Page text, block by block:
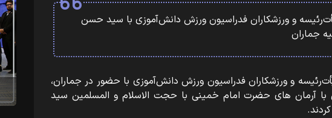
و ورزشکاران فدراسیون ورزش دانش‌آموزی با سید حسن
جماران
و ورزشکاران فدراسیون ورزش دانش‌آموزی با حضور در جماران،
آرمان های حضرت امام خمینی با حجت الاسلام و المسلمین سید